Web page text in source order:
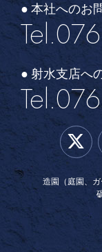
● 本社へのお
● 射水支店へ
造園（庭園、